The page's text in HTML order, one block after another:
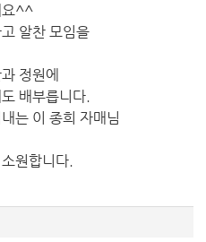
요^^
알찬 모임을
정원에
배부릅니다.
는 이 종희 자매님
원합니다.